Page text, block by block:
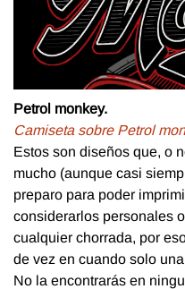
Petrol monkey.
Camiseta sobre Petrol
Estos son diseños que, o
mucho (aunque casi
preparo para poder
considerarlos personales
cualquier chorrada, por
de vez en cuando solo
No la encontrarás en